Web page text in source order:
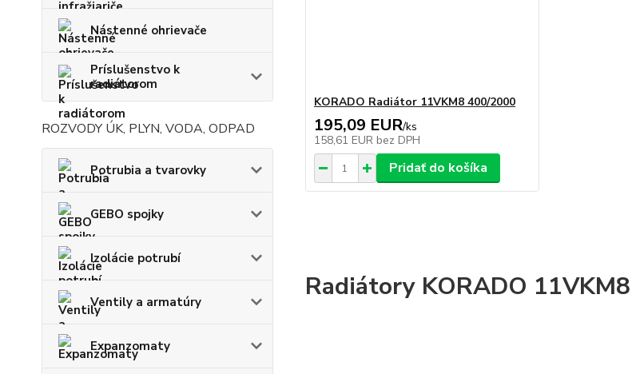
Nástenné ohrievače
Príslušenstvo k
radiátorom
ROZVODY ÚK, PLYN, VODA, ODPAD
Potrubia a tvarovky
GEBO spojky
Izolácie potrubí
Ventily a armatúry
Expanzomaty
KORADO Radiátor 11VKM8 400/2000
195,09 EUR/ks
158,61 EUR bez DPH
Pridať do košíka
Radiátory KORADO